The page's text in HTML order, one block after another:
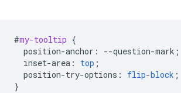
#my-tooltip {
position-anchor : --question-mark ;
inset-area : top ;
position-try-options : flip-block ;
}